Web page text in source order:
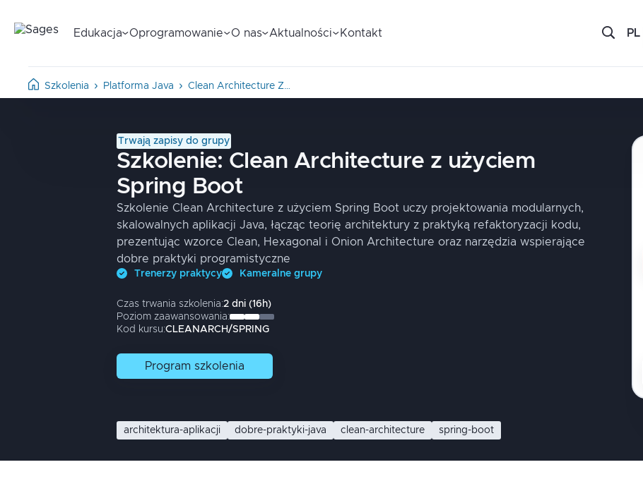
Edukacja Oprogramowanie O nas Aktualności Kontakt PL
Szkolenia Platforma Java Clean Architecture Z…
Trwają zapisy do grupy
Szkolenie: Clean Architecture z użyciem
Spring Boot
Szkolenie Clean Architecture z użyciem Spring Boot uczy projektowania modularnych,
skalowalnych aplikacji Java, łącząc teorię architektury z praktyką refaktoryzacji kodu,
prezentując wzorce Clean, Hexagonal i Onion Architecture oraz narzędzia wspierające
dobre praktyki programistyczne
Trenerzy praktycy Kameralne grupy
Czas trwania szkolenia:2 dni (16 h)
Poziom zaawansowania:
Kod kursu:CLEANARCH/SPRING
Program szkolenia
architektura-aplikacji dobre-praktyki-java clean-architecture spring-boot